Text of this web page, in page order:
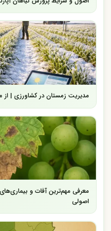
مدیریت زمستان در کشاورزی | از
معرفی مهم‌ترین آفات و
اصولی